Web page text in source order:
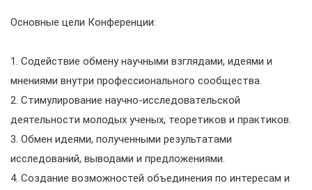
Основные цели Конференции:
1. Содействие обмену научными взглядами, идеями и
мнениями внутри профессионального сообщества.
2. Стимулирование научно-исследовательской
деятельности молодых ученых, теоретиков и практиков.
3. Обмен идеями, полученными результатами
исследований, выводами и предложениями.
4. Создание возможностей объединения по интересам и